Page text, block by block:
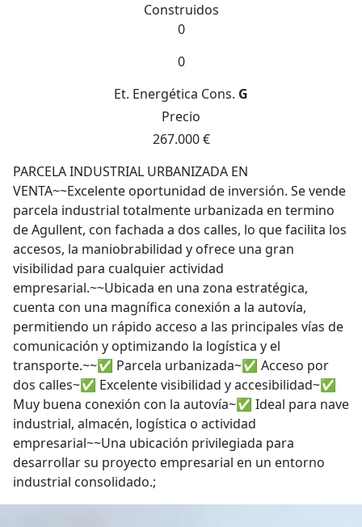
Construidos
0
0
Et. Energética Cons. G
Precio
267.000 €
PARCELA INDUSTRIAL URBANIZADA EN
VENTA~~Excelente oportunidad de inversión. Se vende
parcela industrial totalmente urbanizada en termino
de Agullent, con fachada a dos calles, lo que facilita los
accesos, la maniobrabilidad y ofrece una gran
visibilidad para cualquier actividad
empresarial.~~Ubicada en una zona estratégica,
cuenta con una magnífica conexión a la autovía,
permitiendo un rápido acceso a las principales vías de
comunicación y optimizando la logística y el
transporte.~~✅ Parcela urbanizada~✅ Acceso por
dos calles~✅ Excelente visibilidad y accesibilidad~✅
Muy buena conexión con la autovía~✅ Ideal para nave
industrial, almacén, logística o actividad
empresarial~~Una ubicación privilegiada para
desarrollar su proyecto empresarial en un entorno
industrial consolidado.;